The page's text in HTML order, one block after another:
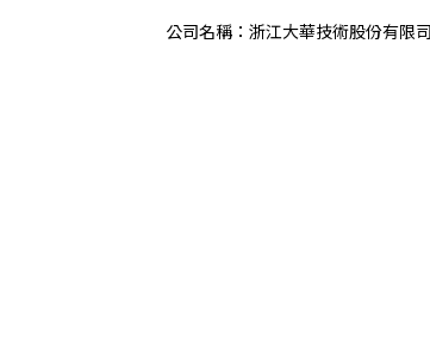
公司名稱：浙江大華技術股份有限司